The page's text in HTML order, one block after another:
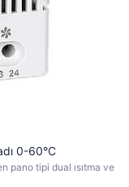
0-60°C
pano tipi dual ısıtma ve